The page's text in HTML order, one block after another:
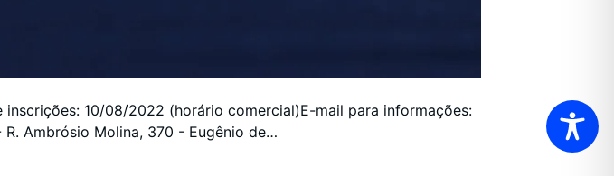
10/08/2022 (horário comercial)E-mail para informações:
Ambrósio Molina, 370 - Eugênio de…